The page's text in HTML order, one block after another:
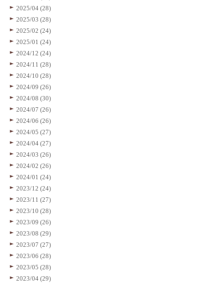
2025/04 (28)
2025/03 (28)
2025/02 (24)
2025/01 (24)
2024/12 (24)
2024/11 (28)
2024/10 (28)
2024/09 (26)
2024/08 (30)
2024/07 (26)
2024/06 (26)
2024/05 (27)
2024/04 (27)
2024/03 (26)
2024/02 (26)
2024/01 (24)
2023/12 (24)
2023/11 (27)
2023/10 (28)
2023/09 (26)
2023/08 (29)
2023/07 (27)
2023/06 (28)
2023/05 (28)
2023/04 (29)